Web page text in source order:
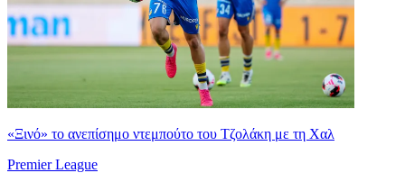
«Ξινό» το ανεπίσημο ντεμπούτο του Τζολάκη με τη Χαλ
Premier League